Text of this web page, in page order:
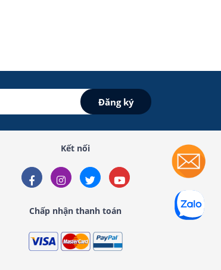
Kết nối
Chấp nhận thanh toán